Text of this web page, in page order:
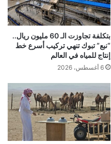
بتكلفة تجاوزت الـ 60 مليون ريال..
“نبع” تبوك تنهي تركيب أسرع خط
إنتاج للمياه في العالم
6 أغسطس، 2026